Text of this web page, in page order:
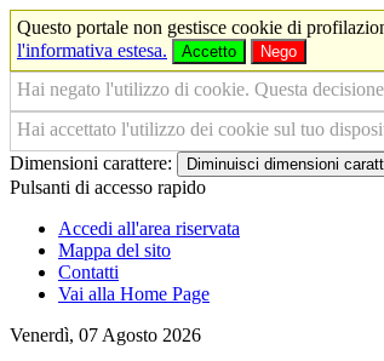
Questo portale non gestisce cookie di
l'informativa estesa.
Accetto Nego
Hai negato l'utilizzo di cookie. Questa
Hai accettato l'utilizzo dei cookie sul tuo
Dimensioni carattere: Diminuisci dimensioni
Pulsanti di accesso rapido
Accedi all'area riservata
Mappa del sito
Contatti
Vai alla Home Page
Venerdì, 07 Agosto 2026